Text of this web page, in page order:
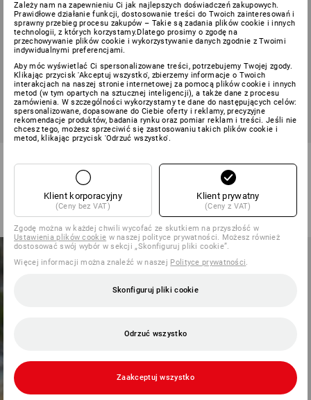
ten letnie, dziecięc
kolory/ów
177,00 zł
(z VAT) od 3 sztuki
kolory/ów
110,58 zł
(z VAT) od 3 sztuki
NOWOŚĆ
NOWOŚCI DLA
DZIECI
Zależy nam na zapewnieniu Ci jak najlepszych doświadczeń zakupowych.
Prawidłowe działanie funkcji, dostosowanie treści do Twoich zainteresowań i
sprawny przebieg procesu zakupów – Takie są zadania plików cookie i innych
technologii, z których korzystamy.Dlatego prosimy o zgodę na
przechowywanie plików cookie i wykorzystywanie danych zgodnie z Twoimi
indywidualnymi preferencjami.
Aby móc wyświetlać Ci spersonalizowane treści, potrzebujemy Twojej zgody.
Klikając przycisk 'Akceptuj wszystko', zbierzemy informacje o Twoich
interakcjach na naszej stronie internetowej za pomocą plików cookie i innych
metod (w tym opartych na sztucznej inteligencji), a także dane z procesu
zamówienia. W szczególności wykorzystamy te dane do następujących celów:
spersonalizowane, dopasowane do Ciebie oferty i reklamy, precyzyjne
rekomendacje produktów, badania rynku oraz pomiar reklam i treści. Jeśli nie
chcesz tego, możesz sprzeciwić się zastosowaniu takich plików cookie i
metod, klikając przycisk 'Odrzuć wszystko'.
Klient korporacyjny
(Ceny bez VAT)
Klient prywatny
(Ceny z VAT)
Zgodę można w każdej chwili wycofać ze skutkiem na przyszłość w
Ustawienia plików cookie w naszej polityce prywatności. Możesz również
dostosować swój wybór w sekcji „Skonfiguruj pliki cookie”.
Więcej informacji można znaleźć w naszej Polityce prywatności.
Skonfiguruj pliki cookie
Odrzuć wszystko
Zaakceptuj wszystko